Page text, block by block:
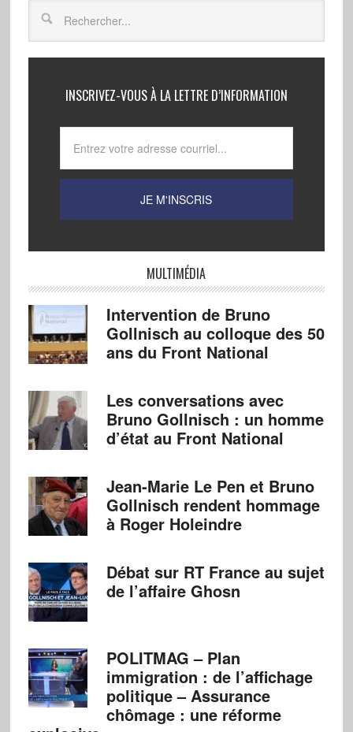
INSCRIVEZ-VOUS À LA LETTRE D’INFORMATION
MULTIMÉDIA
Intervention de Bruno
Gollnisch au colloque des 50
ans du Front National
Les conversations avec
Bruno Gollnisch : un homme
d’état au Front National
Jean-Marie Le Pen et Bruno
Gollnisch rendent hommage
à Roger Holeindre
Débat sur RT France au sujet
de l’affaire Ghosn
POLITMAG – Plan
immigration : de l’affichage
politique – Assurance
chômage : une réforme